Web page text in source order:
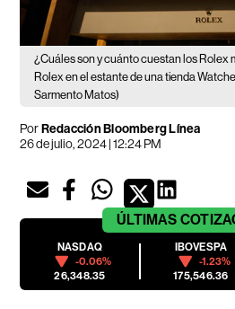
¿Cuáles son y cuánto cuestan los Rolex
Rolex en el estante de una tienda
Sarmento Matos)
PorRedacción Bloomberg Línea
26 de julio, 2024 | 12:24 PM
ÚLTIMAS
NASDAQ
-0.06%
26,348.35
IBOVESPA
-1.23%
175,546.36